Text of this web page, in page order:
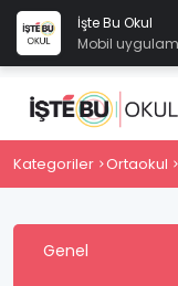
İşte Bu Okul
Mobil
Kategoriler Ortaokul
Genel